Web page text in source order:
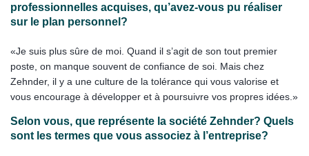
professionnelles acquises, qu’avez-vous pu réaliser
sur le plan personnel?
«Je suis plus sûre de moi. Quand il s’agit de son tout premier
poste, on manque souvent de confiance de soi. Mais chez
Zehnder, il y a une culture de la tolérance qui vous valorise et
vous encourage à développer et à poursuivre vos propres idées.»
Selon vous, que représente la société Zehnder? Quels
sont les termes que vous associez à l’entreprise?